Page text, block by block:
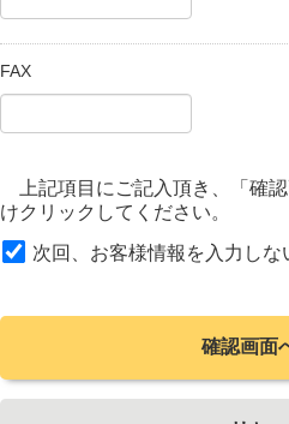
FAX
上記項目にご記入頂き、「確
けクリックしてください。
次回、お客様情報を入力しな
確認画面